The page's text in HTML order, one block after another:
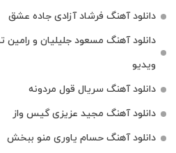
دانلود آهنگ فرشاد آزادی جاده عشق
ویدیو
دانلود آهنگ سریال قول مردونه
دانلود آهنگ مجید عزیزی گیس واز
دانلود آهنگ حسام یاوری منو ببخش